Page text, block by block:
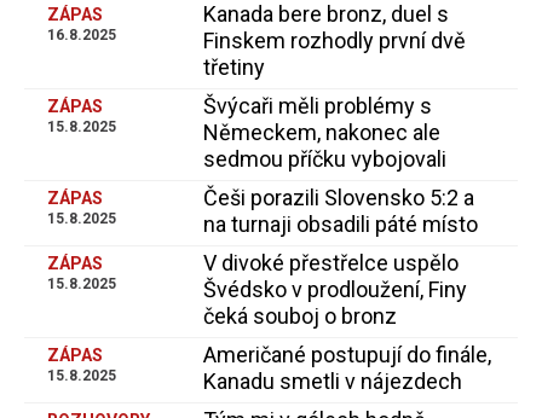
ZÁPAS
16.8.2025
Kanada bere bronz, duel s
Finskem rozhodly první dvě
třetiny
ZÁPAS
15.8.2025
Švýcaři měli problémy s
Německem, nakonec ale
sedmou příčku vybojovali
ZÁPAS
15.8.2025
Češi porazili Slovensko 5:2 a
na turnaji obsadili páté místo
ZÁPAS
15.8.2025
V divoké přestřelce uspělo
Švédsko v prodloužení, Finy
čeká souboj o bronz
ZÁPAS
15.8.2025
Američané postupují do finále,
Kanadu smetli v nájezdech